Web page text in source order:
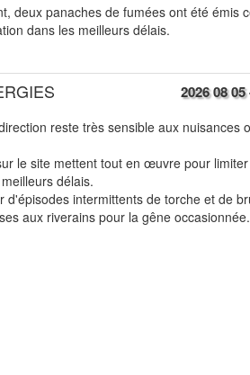
deux panaches de fumées ont été
dans les meilleurs délais.
2026 08
reste très sensible aux
le site mettent tout en œuvre pour
délais.
intermittents de torche et de
aux riverains pour la gêne occasionnée.